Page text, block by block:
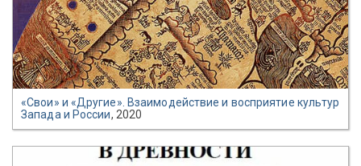
«Свои» и «Другие». Взаимодействие и восприятие культур
Запада и России, 2020